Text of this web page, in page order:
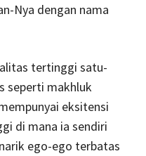
Nya dengan nama
tertinggi satu-
seperti makhluk
eksitensi
di mana ia sendiri
ego-ego terbatas